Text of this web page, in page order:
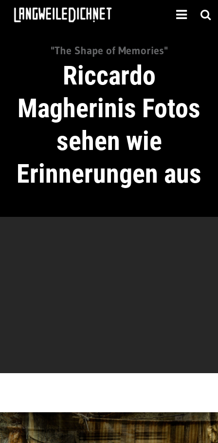
"The Shape of Memories"
Riccardo
Magherinis Fotos
sehen wie
Erinnerungen aus